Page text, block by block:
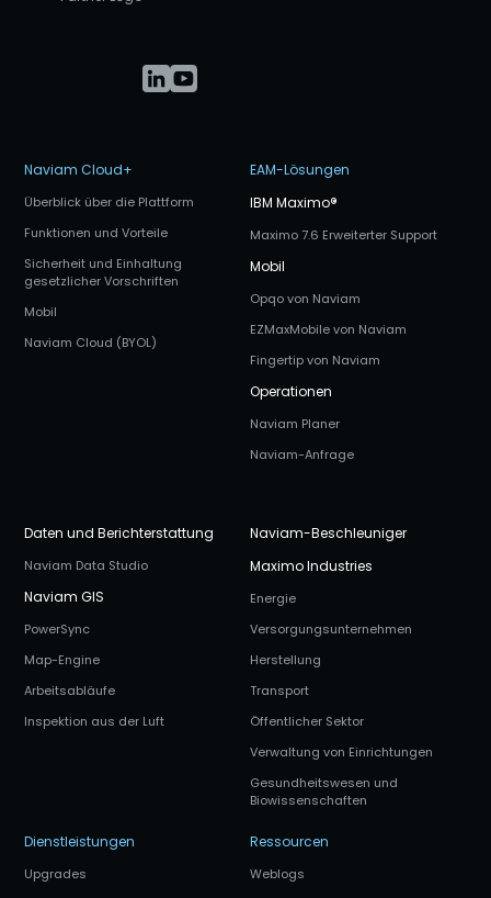
Naviam Cloud+
Überblick über die Plattform
Funktionen und Vorteile
Sicherheit und Einhaltung
gesetzlicher Vorschriften
Mobil
Naviam Cloud (BYOL)
EAM-Lösungen
IBM Maximo®
Maximo 7.6 Erweiterter Support
Mobil
Opqo von Naviam
EZMaxMobile von Naviam
Fingertip von Naviam
Operationen
Naviam Planer
Naviam-Anfrage
Daten und Berichterstattung
Naviam Data Studio
Naviam GIS
PowerSync
Map-Engine
Arbeitsabläufe
Inspektion aus der Luft
Naviam-Beschleuniger
Maximo Industries
Energie
Versorgungsunternehmen
Herstellung
Transport
Öffentlicher Sektor
Verwaltung von Einrichtungen
Gesundheitswesen und
Biowissenschaften
Dienstleistungen
Upgrades
Ressourcen
Weblogs